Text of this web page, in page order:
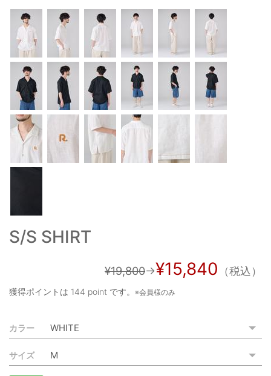
TOPS : トップス
OUTERS : アウター
OUTLET : アウトレット
MENS : メンズ
LADIES : レディース
新規会員登録
お買い物カゴ
ご利用規約
S/S SHIRT
¥19,800→¥15,840 （税込）
獲得ポイントは 144 point です。 ※会員様のみ
カラー
サイズ